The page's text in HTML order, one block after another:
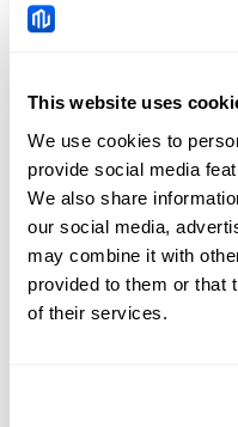
This website uses
We use cookies to
provide social media
We also share
our social media,
may combine it with
provided to them or that
of their services.
NZDCADBerita